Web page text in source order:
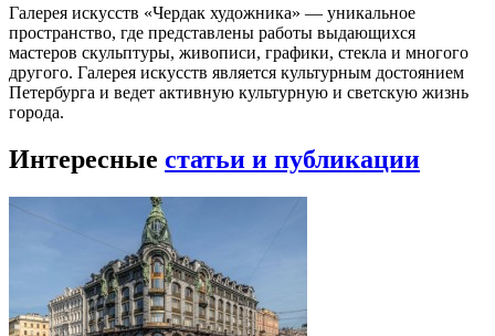
Галерея искусств «Чердак художника» — уникальное
пространство, где представлены работы выдающихся
мастеров скульптуры, живописи, графики, стекла и многого
другого. Галерея искусств является культурным достоянием
Петербурга и ведет активную культурную и светскую жизнь
города.
Интересные статьи и публикации